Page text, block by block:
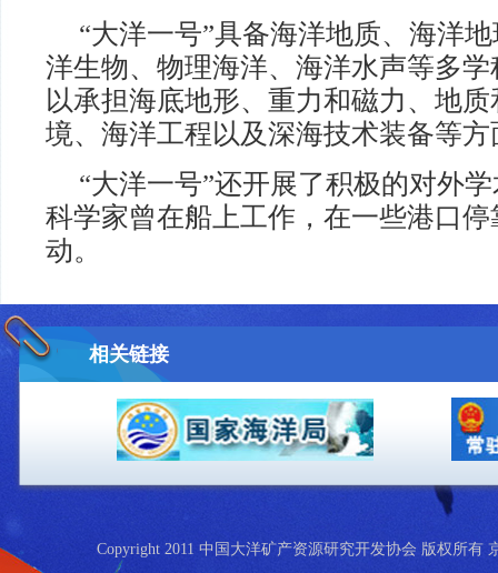
“大洋一号”具备海洋地质、海洋
洋生物、物理海洋、海洋水声等多
以承担海底地形、重力和磁力、地
境、海洋工程以及深海技术装备等
“大洋一号”还开展了积极的对外
科学家曾在船上工作，在一些港口
动。
相关链接
Copyright 2011 中国大洋矿产资源研究开发协会 版权所有